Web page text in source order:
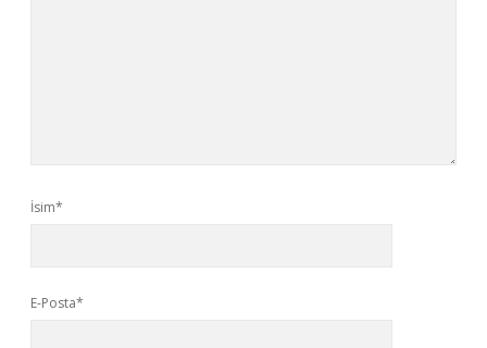
İsim*
E-Posta*